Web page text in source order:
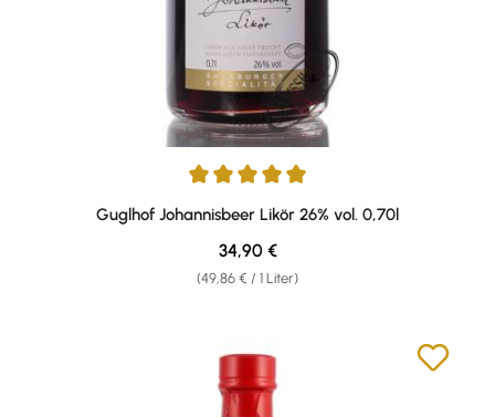
Durchschnittliche Bewertung von 5 von 5 Sternen
Guglhof Johannisbeer Likör 26% vol. 0,70l
(49,86 € / 1 Liter)
Regulärer Preis:
34,90 €